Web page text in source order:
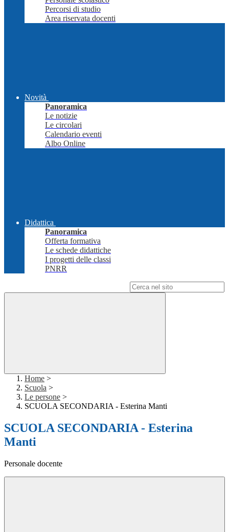
Percorsi di studio
Area riservata docenti
Novità
Panoramica
Le notizie
Le circolari
Calendario eventi
Albo Online
Didattica
Panoramica
Offerta formativa
Le schede didattiche
I progetti delle classi
PNRR
Home >
Scuola >
Le persone >
SCUOLA SECONDARIA - Esterina Manti
SCUOLA SECONDARIA - Esterina
Manti
Personale docente